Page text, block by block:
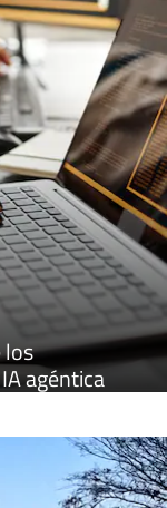
los
agéntica